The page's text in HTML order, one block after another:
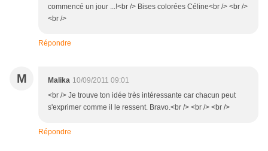
commencé un jour ...!<br /> Bises colorées Céline<br /> <br />
<br />
Répondre
M Malika 10/09/2011 09:01
<br /> Je trouve ton idée très intéressante car chacun peut
s'exprimer comme il le ressent. Bravo.<br /> <br /> <br />
Répondre